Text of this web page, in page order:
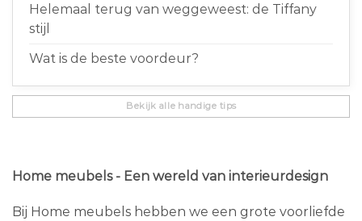
Helemaal terug van weggeweest: de Tiffany
stijl
Wat is de beste voordeur?
Bekijk alle handige tips
Home meubels - Een wereld van interieurdesign
Bij Home meubels hebben we een grote voorliefde